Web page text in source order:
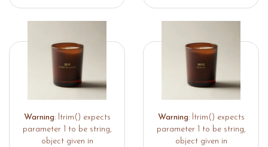
Warning: ltrim() expects
parameter 1 to be string,
object given in
Warning: ltrim() expects
parameter 1 to be string,
object given in